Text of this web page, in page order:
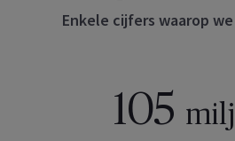
Enkele cijfers waarop
105